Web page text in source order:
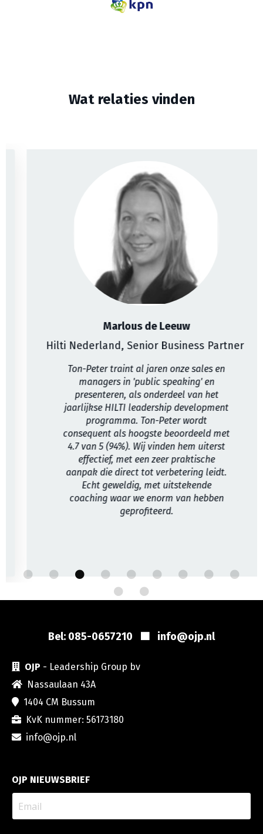
Wat relaties vinden
Marlous de Leeuw
Hilti Nederland, Senior Business Partner
Ton-Peter traint al jaren onze sales en
managers in 'public speaking' en
presenteren, als onderdeel van het
jaarlijkse HILTI leadership development
programma. Ton-Peter wordt
consequent als hoogste beoordeeld met
4.7 van 5 (94%). Wij vinden hem uiterst
effectief, met een zeer praktische
aanpak die direct tot verbetering leidt.
Echt geweldig, met uitstekende
coaching waar we enorm van hebben
geprofiteerd.
Bel: 085-0657210 🟧 info@ojp.nl
OJP - Leadership Group bv
Nassaulaan 43A
1404 CM Bussum
KvK nummer: 56173180
info@ojp.nl
OJP NIEUWSBRIEF